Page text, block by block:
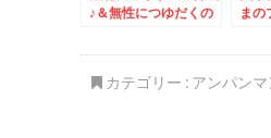
♪＆無性につゆだくの
(ΦωΦ)ﾌﾌﾌ…
まの
好み
カテゴリー : アンパンマ